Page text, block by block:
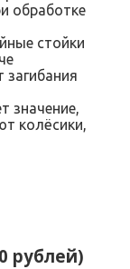
обработке
стойки
значение,
колёсики,
рублей)